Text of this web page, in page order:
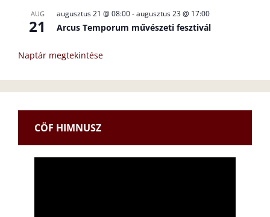
AUG
21
augusztus 21 @ 08:00-augusztus 23 @ 17:00
Arcus Temporum művészeti fesztivál
Naptár megtekintése
CÖF HIMNUSZ